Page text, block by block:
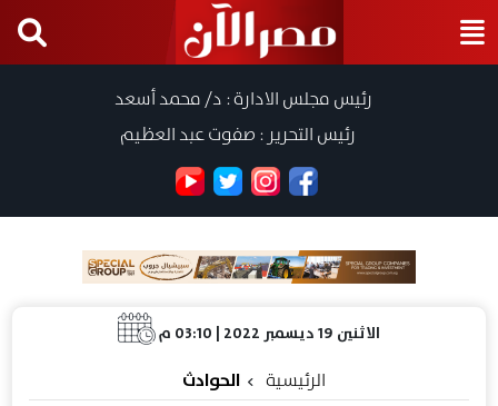
رئيس مجلس الادارة : د/ محمد أسعد
رئيس التحرير : صفوت عبد العظيم
الاثنين 19 ديسمبر 2022 | 03:10 م
الرئيسية الحوادث